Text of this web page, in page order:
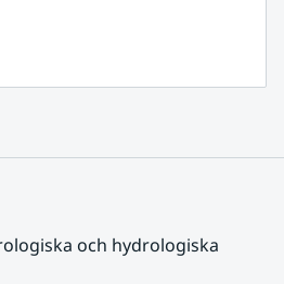
och hydrologiska